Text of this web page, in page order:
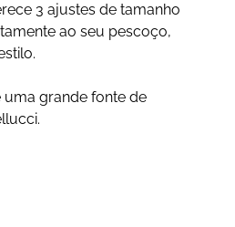
3 ajustes de tamanho
ao seu pescoço,
uma grande fonte de